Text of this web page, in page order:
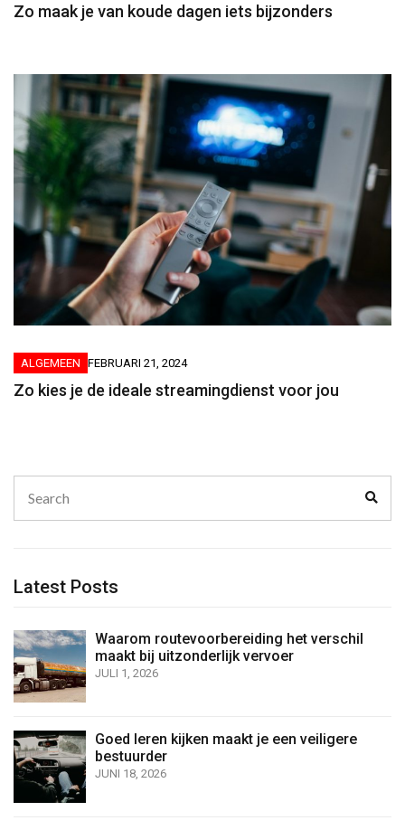
Zo maak je van koude dagen iets bijzonders
ALGEMEEN FEBRUARI 21, 2024
Zo kies je de ideale streamingdienst voor jou
for:
Latest Posts
Waarom routevoorbereiding het verschil
maakt bij uitzonderlijk vervoer
JULI 1, 2026
Goed leren kijken maakt je een veiligere
bestuurder
JUNI 18, 2026